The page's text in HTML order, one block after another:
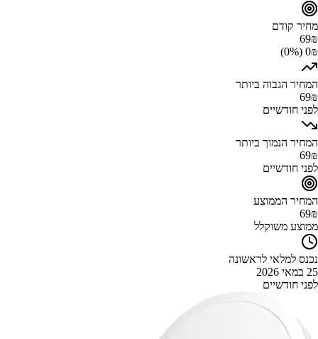
מחיר קודם
69₪
0₪ (0%)
המחיר הגבוה ביותר
69₪
לפני חודשיים
המחיר הנמוך ביותר
69₪
לפני חודשיים
המחיר הממוצע
69₪
ממוצע משוקלל
נכנס למלאי לראשונה
25 במאי 2026
לפני חודשיים